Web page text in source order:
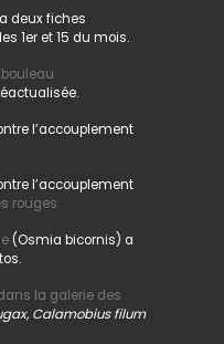
deux fiches
1er et 15 du mois.
l’accouplement
l’accouplement
rouges.
(Osmia bicornis) a
la galerie des
Calamobius filum